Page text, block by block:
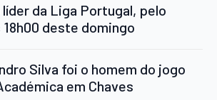
líder da Liga Portugal, pelo
deste domingo
Silva foi o homem do jogo
em Chaves